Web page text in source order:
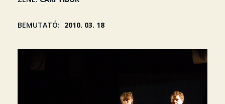
BEMUTATÓ 2010. 03. 18